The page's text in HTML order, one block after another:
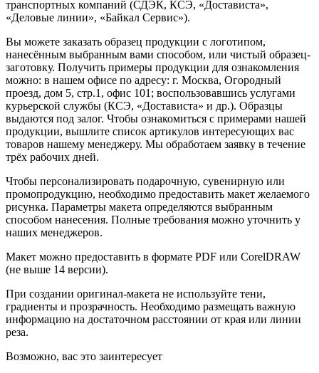
транспортных компаний (СДЭК, КСЭ, «Достависта»,
«Деловые линии», «Байкал Сервис»).
Вы можете заказать образец продукции с логотипом,
нанесённым выбранным вами способом, или чистый образец-
заготовку. Получить примеры продукции для ознакомления
можно: в нашем офисе по адресу: г. Москва, Огородный
проезд, дом 5, стр.1, офис 101; воспользовавшись услугами
курьерской службы (КСЭ, «Достависта» и др.). Образцы
выдаются под залог. Чтобы ознакомиться с примерами нашей
продукции, вышлите список артикулов интересующих вас
товаров нашему менеджеру. Мы обработаем заявку в течение
трёх рабочих дней.
Чтобы персонализировать подарочную, сувенирную или
промопродукцию, необходимо предоставить макет желаемого
рисунка. Параметры макета определяются выбранным
способом нанесения. Полные требования можно уточнить у
наших менеджеров.
Макет можно предоставить в формате PDF или CorelDRAW
(не выше 14 версии).
При создании оригинал-макета не используйте тени,
градиенты и прозрачность. Необходимо размещать важную
информацию на достаточном расстоянии от края или линии
реза.
Возможно, вас это заинтересует